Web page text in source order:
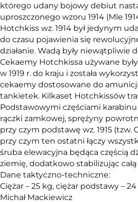
którego udany bojowy debiut
uproszczonego wzoru 1914 (Mle
Hotchkiss wz. 1914 był jedynym
do czasu pojawienia się
działanie. Wadą były
Cekaemy Hotchkissa używane
w 1919 r. do kraju i została
cekaemy dostosowane do
tankietek. Kilkaset Hotchkissów
Podstawowymi częściami
rączki zamkowej, sprężyny
przy czym podstawę wz. 1915 (tzw.
przy czym ten ostatni łączy
śruba elewacyjna będąca częścią
ziemię, dodatkowo stabilizując
Dane taktyczno-techniczne:
Ciężar – 25 kg, ciężar podstawy –
Michał Mackiewicz